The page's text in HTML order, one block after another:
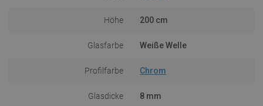
Höhe 200 cm
Glasfarbe Weiße Welle
Profilfarbe Chrom
Glasdicke 8 mm